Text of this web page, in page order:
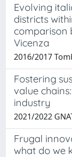
Evolving
districts
comparison
Vicenza
2016/2017
Fostering
value
industry
2021/2022
Frugal
what do we